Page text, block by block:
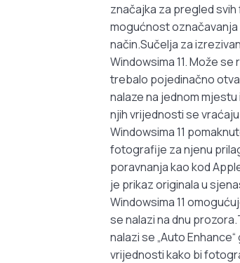
značajka za pregled
mogućnost označavanja
način.Sučelja za
Windowsima 11. Može
trebalo pojedinačno
nalaze na jednom
njih vrijednosti se
Windowsima 11
fotografije za njenu
poravnanja kao kod
je prikaz originala u
Windowsima 11
se nalazi na dnu
nalazi se „Auto
vrijednosti kako bi